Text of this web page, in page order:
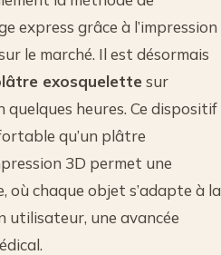
express grâce à l’impression
le marché. Il est désormais
exosquelettesur
heures. Ce dispositif
qu’un plâtre
3D permet une
où chaque objet s’adapte à la
utilisateur, une avancée